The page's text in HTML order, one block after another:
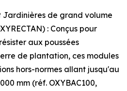
Jardinières de grand volume
: Conçus pour
aux poussées
de plantation, ces modules
hors-normes allant jusqu'au
mm (réf. OXYBAC100,